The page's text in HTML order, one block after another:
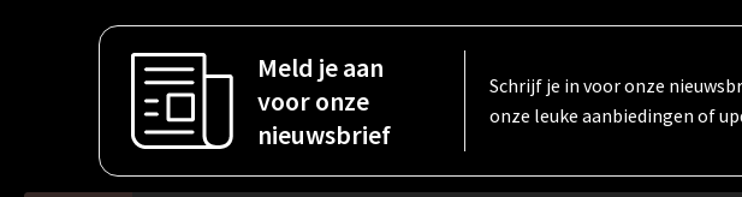
Meld je aan
voor onze
nieuwsbrief
Schrijf je in voor onze
onze leuke aanbiedingen of